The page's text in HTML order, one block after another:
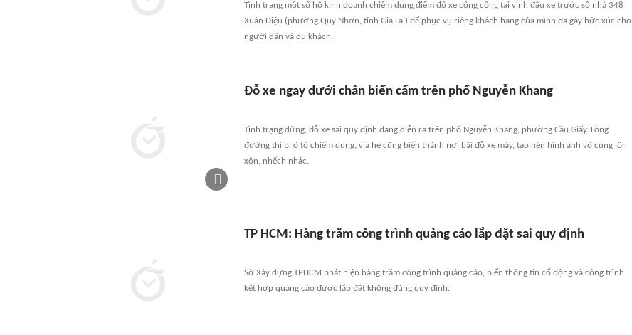
Tình trạng một số hộ kinh doanh chiếm dụng điểm đỗ xe công cộng tại vịnh đậu xe trước số nhà 348
Xuân Diệu (phường Quy Nhơn, tỉnh Gia Lai) để phục vụ riêng khách hàng của mình đã gây bức xúc cho
người dân và du khách.
Đỗ xe ngay dưới chân biển cấm trên phố Nguyễn Khang
Tình trạng dừng, đỗ xe sai quy định đang diễn ra trên phố Nguyễn Khang, phường Cầu Giấy. Lòng
đường thì bị ô tô chiếm dụng, vỉa hè cũng biến thành nơi bãi đỗ xe máy, tạo nên hình ảnh vô cùng lộn
xộn, nhếch nhác.
TP HCM: Hàng trăm công trình quảng cáo lắp đặt sai quy định
Sở Xây dựng TPHCM phát hiện hàng trăm công trình quảng cáo, biển thông tin cổ động và công trình
kết hợp quảng cáo được lắp đặt không đúng quy định.